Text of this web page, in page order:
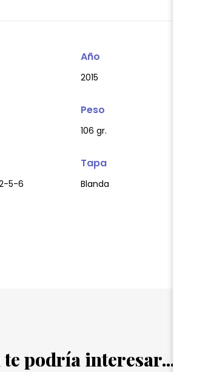
Año
2015
Peso
106 gr.
5-6
Tapa
Blanda
podría interesar...